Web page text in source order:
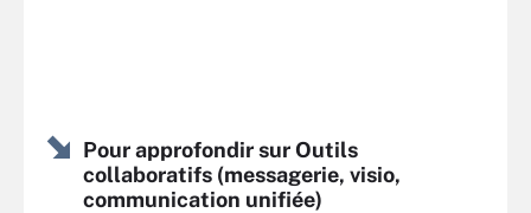
Pour approfondir sur Outils
collaboratifs (messagerie, visio,
communication unifiée)